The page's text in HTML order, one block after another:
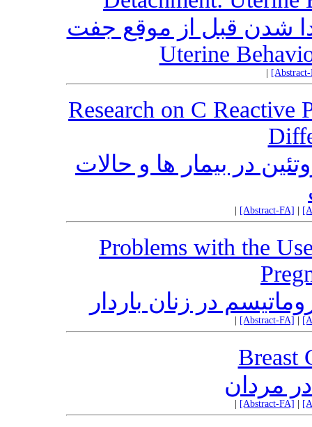
شدن قبل از موقع جفت
Research on C Reactive
در بیمار ها و حالات
[Abstract-FA]
Problems with the
در زنان باردار
[Abstract-FA]
Breast
مردان
[Abstract-FA]